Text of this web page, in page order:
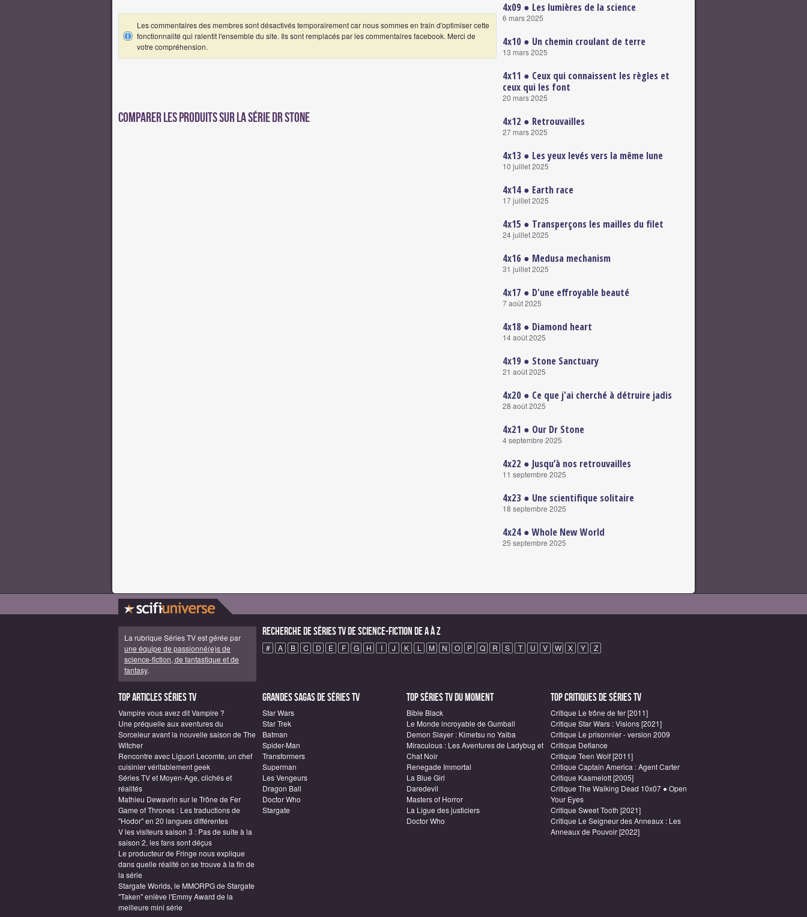
Les commentaires des membres sont désactivés temporairement car nous sommes en train d'optimiser cette
fonctionnalité qui ralentit l'ensemble du site. Ils sont remplacés par les commentaires facebook. Merci de
votre compréhension.
Comparer les produits sur la série Dr Stone
4x09 ● Les lumières de la science
6 mars 2025
4x10 ● Un chemin croulant de terre
13 mars 2025
4x11 ● Ceux qui connaissent les règles et
ceux qui les font
20 mars 2025
4x12 ● Retrouvailles
27 mars 2025
4x13 ● Les yeux levés vers la même lune
10 juillet 2025
4x14 ● Earth race
17 juillet 2025
4x15 ● Transperçons les mailles du filet
24 juillet 2025
4x16 ● Medusa mechanism
31 juillet 2025
4x17 ● D'une effroyable beauté
7 août 2025
4x18 ● Diamond heart
14 août 2025
4x19 ● Stone Sanctuary
21 août 2025
4x20 ● Ce que j'ai cherché à détruire jadis
28 août 2025
4x21 ● Our Dr Stone
4 septembre 2025
4x22 ● Jusqu’à nos retrouvailles
11 septembre 2025
4x23 ● Une scientifique solitaire
18 septembre 2025
4x24 ● Whole New World
25 septembre 2025
La rubrique Séries TV est gérée par
une équipe de passionné(e)s de
science-fiction, de fantastique et de
fantasy.
Recherche de Séries TV de science-fiction de A à Z
# A B C D E F G H I J K L M N O P Q R S T U V W X Y Z
Top articles Séries TV
Vampire vous avez dit Vampire ?
Une préquelle aux aventures du
Sorceleur avant la nouvelle saison de The
Witcher
Rencontre avec Liguori Lecomte, un chef
cuisinier véritablement geek
Séries TV et Moyen-Age, clichés et
réalités
Mathieu Dewavrin sur le Trône de Fer
Game of Thrones : Les traductions de
"Hodor" en 20 langues différentes
V les visiteurs saison 3 : Pas de suite à la
saison 2, les fans sont déçus
Le producteur de Fringe nous explique
dans quelle réalité on se trouve à la fin de
la série
Stargate Worlds, le MMORPG de Stargate
"Taken" enlève l'Emmy Award de la
meilleure mini série
Grandes sagas de Séries TV
Star Wars
Star Trek
Batman
Spider-Man
Transformers
Superman
Les Vengeurs
Dragon Ball
Doctor Who
Stargate
Top Séries TV du moment
Bible Black
Le Monde incroyable de Gumball
Demon Slayer : Kimetsu no Yaiba
Miraculous : Les Aventures de Ladybug et
Chat Noir
Renegade Immortal
La Blue Girl
Daredevil
Masters of Horror
La Ligue des justiciers
Doctor Who
Top critiques de Séries TV
Critique Le trône de fer [2011]
Critique Star Wars : Visions [2021]
Critique Le prisonnier - version 2009
Critique Defiance
Critique Teen Wolf [2011]
Critique Captain America : Agent Carter
Critique Kaamelott [2005]
Critique The Walking Dead 10x07 ● Open
Your Eyes
Critique Sweet Tooth [2021]
Critique Le Seigneur des Anneaux : Les
Anneaux de Pouvoir [2022]